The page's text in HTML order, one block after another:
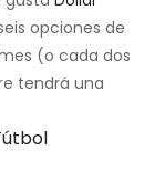
opciones de
(o cada dos
tendrá una